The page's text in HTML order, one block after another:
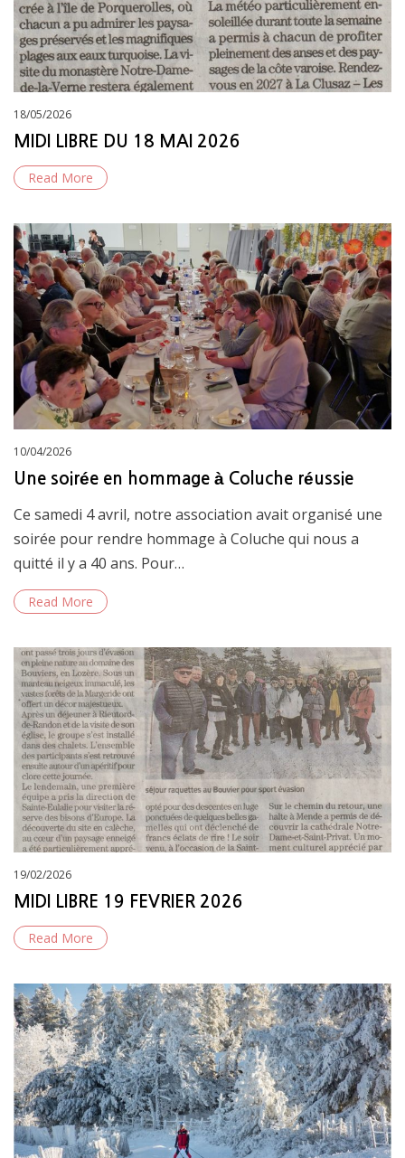
Posted
on
18/05/2026
MIDI LIBRE DU 18 MAI 2026
Read More
Posted
on
10/04/2026
Une soirée en hommage à Coluche réussie
Ce samedi 4 avril, notre association avait organisé une
soirée pour rendre hommage à Coluche qui nous a
quitté il y a 40 ans. Pour…
Read More
Posted
on
19/02/2026
MIDI LIBRE 19 FEVRIER 2026
Read More